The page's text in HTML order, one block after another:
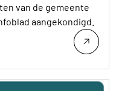
van de gemeente
aangekondigd.